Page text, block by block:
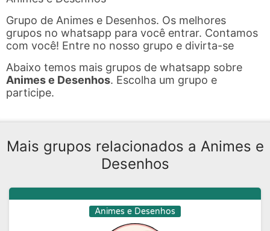
Grupo de Animes e Desenhos. Os melhores
grupos no whatsapp para você entrar. Contamos
com você! Entre no nosso grupo e divirta-se
Abaixo temos mais grupos de whatsapp sobre
Animes e Desenhos. Escolha um grupo e
participe.
Mais grupos relacionados a Animes e
Desenhos
Animes e Desenhos